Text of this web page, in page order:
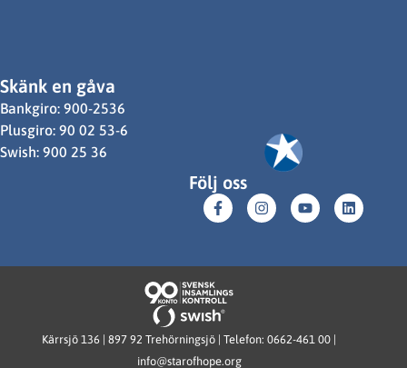
Skänk en gåva
Bankgiro: 900-2536
Plusgiro: 90 02 53-6
Swish: 900 25 36
Följ oss
Kärrsjö 136 | 897 92 Trehörningsjö | Telefon: 0662-461 00 |
info@starofhope.org